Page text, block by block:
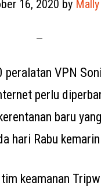
16, 2020 by Mally
peralatan VPN
perlu
baru yang
hari Rabu
keamanan